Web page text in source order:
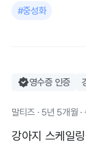
#중성화
영수증 인증
말티즈 · 5년 5개월
강아지 스케일